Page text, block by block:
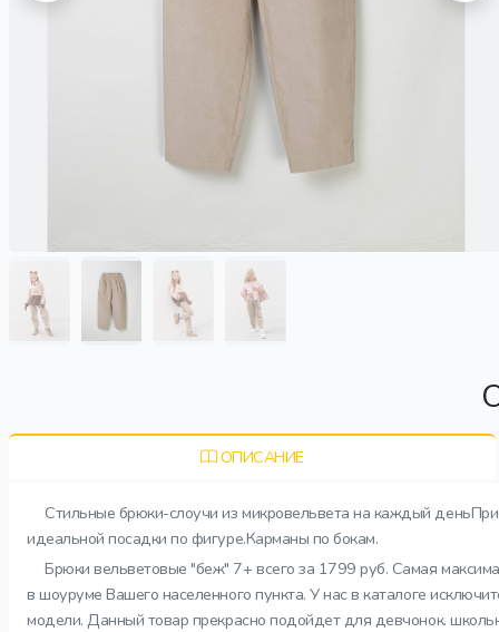
ОПИСАНИЕ
Стильные брюки-слоучи из микровельвета на каждый
идеальной посадки по фигуре.Карманы по бокам.
Брюки вельветовые "беж" 7+ всего за 1799 руб. Самая
в шоуруме Вашего населенного пункта. У нас в каталоге
модели. Данный товар прекрасно подойдет для девчонок.